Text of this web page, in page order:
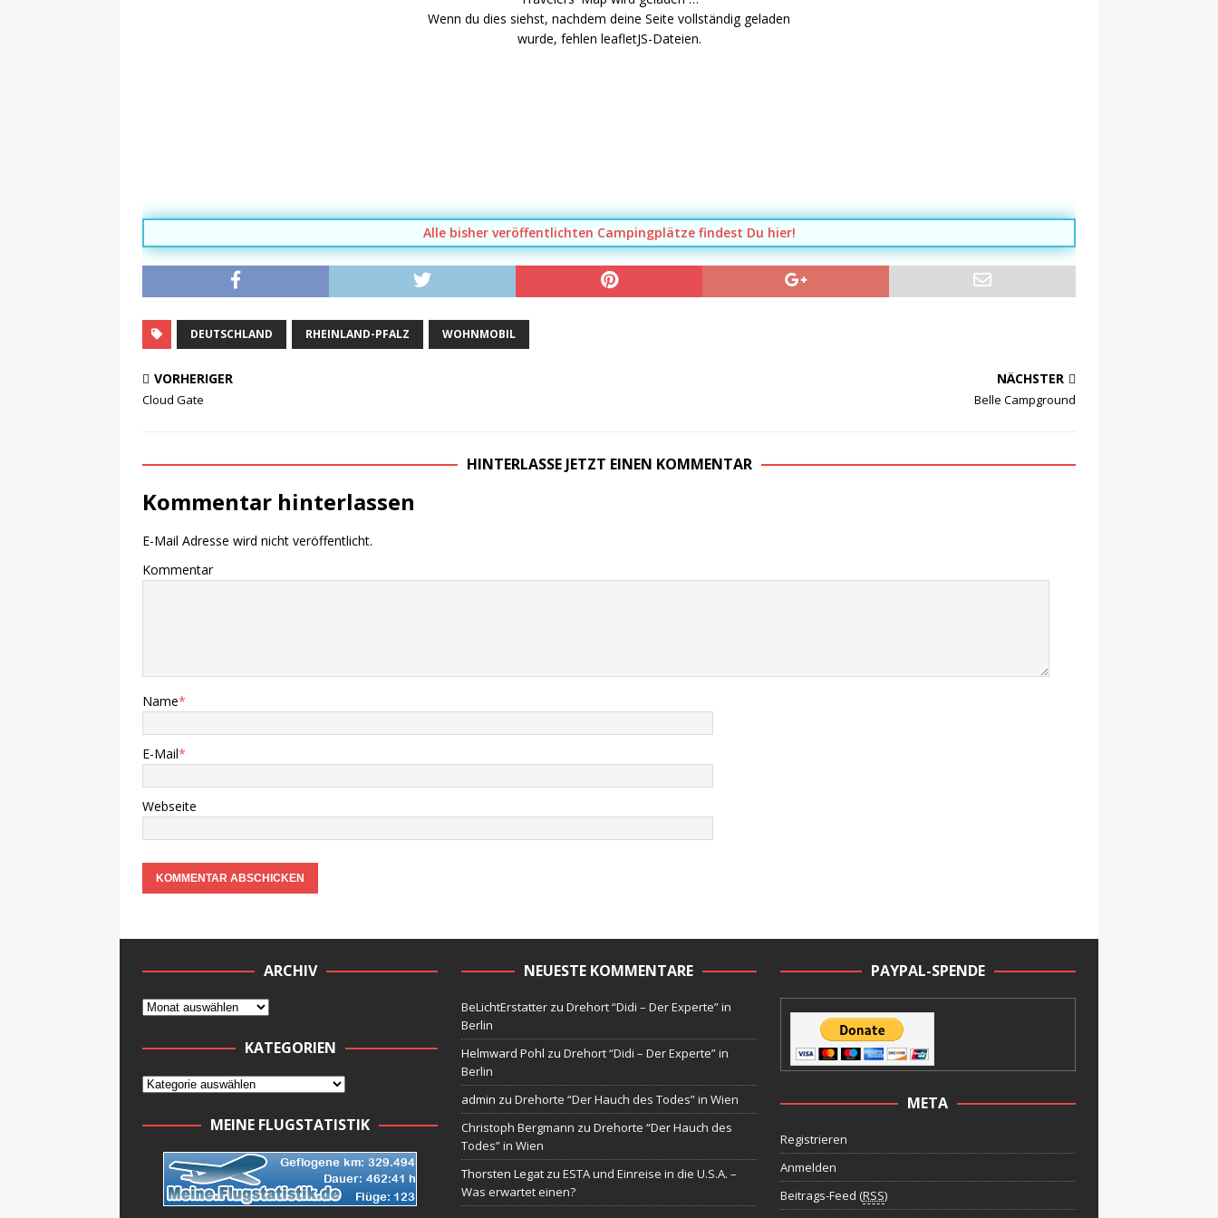
Wenn du dies siehst, nachdem deine Seite vollständig geladen
wurde, fehlen leafletJS-Dateien.
Alle bisher veröffentlichten Campingplätze findest Du hier!
DEUTSCHLAND RHEINLAND-PFALZ WOHNMOBIL
VORHERIGER
Cloud Gate
NÄCHSTER
Belle Campground
HINTERLASSE JETZT EINEN KOMMENTAR
Kommentar hinterlassen
E-Mail Adresse wird nicht veröffentlicht.
Kommentar
Name*
E-Mail*
Webseite
ARCHIV
KATEGORIEN
MEINE FLUGSTATISTIK
NEUESTE KOMMENTARE
BeLichtErstatterzu Drehort “Didi – Der Experte” in
Berlin
Helmward Pohl zu Drehort “Didi – Der Experte” in
Berlin
admin zu Drehorte “Der Hauch des Todes” in Wien
Christoph Bergmann zu Drehorte “Der Hauch des
Todes” in Wien
Thorsten Legatzu ESTA und Einreise in die U.S.A. –
Was erwartet einen?
PAYPAL-SPENDE
META
Registrieren
Anmelden
Beitrags-Feed (RSS)